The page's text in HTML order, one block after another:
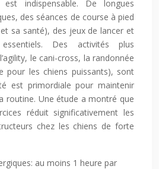
est indispensable. De longues
des séances de course à pied
sa santé), des jeux de lancer et
Des activités plus
le cani-cross, la randonnée
pour les chiens puissants), sont
est primordiale pour maintenir
routine. Une étude a montré que
réduit significativement les
chez les chiens de forte
au moins 1 heure par